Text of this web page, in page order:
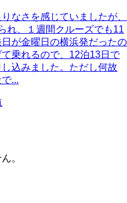
なさを感じていましたが、
れ、１週間クルーズでも11
が金曜日の横浜発だったの
乗れるので、12泊13日で
込みました。ただし何故
...
。